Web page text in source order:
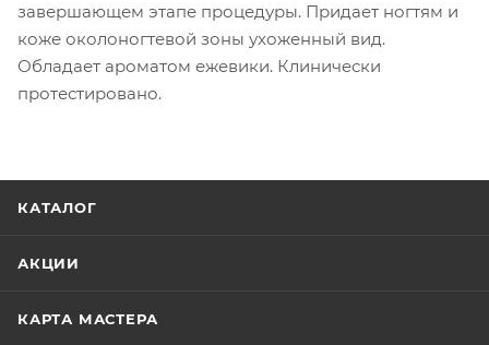
завершающем этапе процедуры. Придает ногтям и
коже околоногтевой зоны ухоженный вид.
Обладает ароматом ежевики. Клинически
протестировано.
КАТАЛОГ
АКЦИИ
КАРТА МАСТЕРА